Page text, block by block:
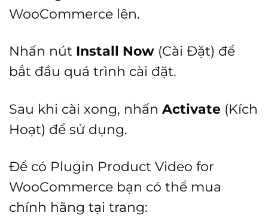
WooCommerce lên.
Nhấn nút Install Now (Cài Đặt) để
bắt đầu quá trình cài đặt.
Sau khi cài xong, nhấn Activate (Kích
Hoạt) để sử dụng.
Để có Plugin Product Video for
WooCommerce bạn có thể mua
chính hãng tại trang: